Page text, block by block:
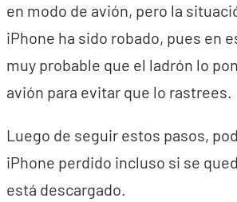
en modo de avión, pero la
iPhone ha sido robado, pues en
muy probable que el ladrón lo
avión para evitar que lo rastrees.
Luego de seguir estos pasos,
iPhone perdido incluso si se
está descargado.